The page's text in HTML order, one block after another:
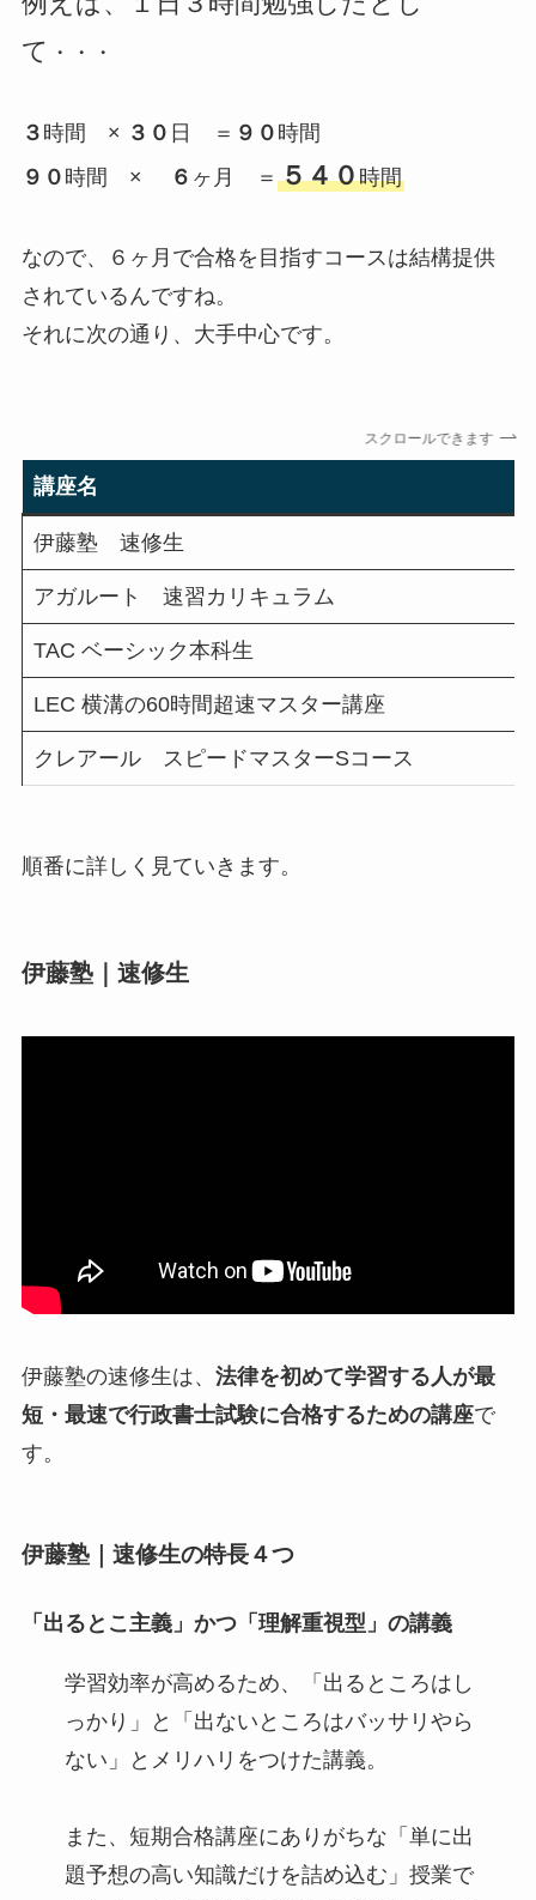
て ・・・
３ 時間 × ３０ 日 ＝ ９０ 時間
９０ 時間 × ６ ヶ月 ＝ ５４０時間
なので、６ヶ月で合格を目指すコースは結構提供
されているんですね。
それに次の通り、大手中心です。
スクロールできます
講座名
伊藤塾 速修生
アガルート 速習カリキュラム
TAC ベーシック本科生
LEC 横溝の60時間超速マスター講座
クレアール スピードマスターSコース
順番に詳しく見ていきます。
伊藤塾｜速修生
伊藤塾の速修生は、 法律を初めて学習する人が最
短・最速で行政書士試験に合格するための講座で
す。
伊藤塾｜速修生の特長４つ
「出るとこ主義」かつ「 理解重視型 」の講義
学習効率が高めるため、「出るところはし
っかり」と「出ないところはバッサリやら
ない」とメリハリをつけた講義。
また、短期合格講座にありがちな「単に出
題予想の高い知識だけを詰め込む」授業で